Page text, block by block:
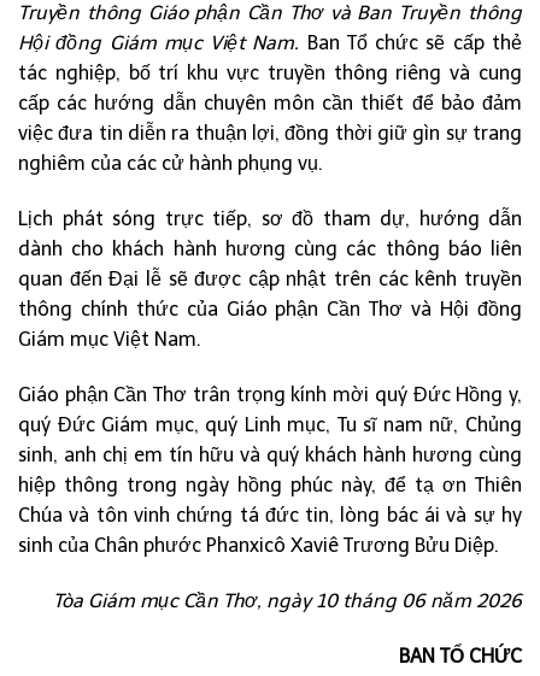
Truyền thông Giáo phận Cần Thơ và Ban Truyền thông
Hội đồng Giám mục Việt Nam. Ban Tổ chức sẽ cấp thẻ
tác nghiệp, bố trí khu vực truyền thông riêng và cung
cấp các hướng dẫn chuyên môn cần thiết để bảo đảm
việc đưa tin diễn ra thuận lợi, đồng thời giữ gìn sự trang
nghiêm của các cử hành phụng vụ.
Lịch phát sóng trực tiếp, sơ đồ tham dự, hướng dẫn
dành cho khách hành hương cùng các thông báo liên
quan đến Đại lễ sẽ được cập nhật trên các kênh truyền
thông chính thức của Giáo phận Cần Thơ và Hội đồng
Giám mục Việt Nam.
Giáo phận Cần Thơ trân trọng kính mời quý Đức Hồng y,
quý Đức Giám mục, quý Linh mục, Tu sĩ nam nữ, Chủng
sinh, anh chị em tín hữu và quý khách hành hương cùng
hiệp thông trong ngày hồng phúc này, để tạ ơn Thiên
Chúa và tôn vinh chứng tá đức tin, lòng bác ái và sự hy
sinh của Chân phước Phanxicô Xaviê Trương Bửu Diệp.
Tòa Giám mục Cần Thơ, ngày 10 tháng 06 năm 2026
BAN TỔ CHỨC